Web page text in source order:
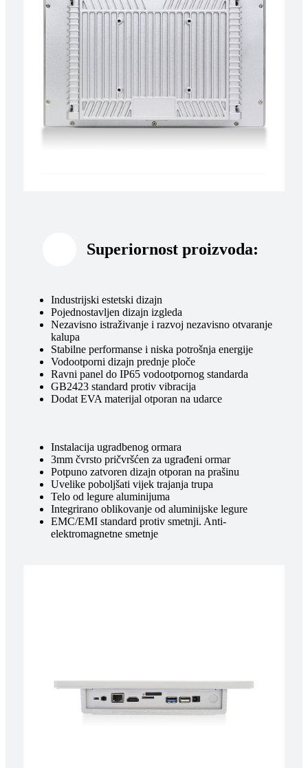
Superiornost proizvoda:
Industrijski estetski dizajn
Pojednostavljen dizajn izgleda
Nezavisno istraživanje i razvoj nezavisno otvaranje
kalupa
Stabilne performanse i niska potrošnja energije
Vodootporni dizajn prednje ploče
Ravni panel do IP65 vodootpornog standarda
GB2423 standard protiv vibracija
Dodat EVA materijal otporan na udarce
Instalacija ugradbenog ormara
3mm čvrsto pričvršćen za ugrađeni ormar
Potpuno zatvoren dizajn otporan na prašinu
Uvelike poboljšati vijek trajanja trupa
Telo od legure aluminijuma
Integrirano oblikovanje od aluminijske legure
EMC/EMI standard protiv smetnji. Anti-
elektromagnetne smetnje